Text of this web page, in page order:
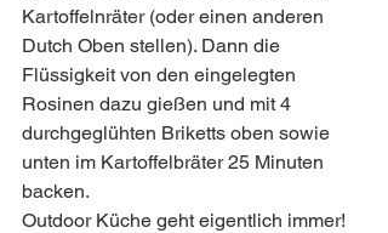
Kartoffelnräter (oder einen anderen
Dutch Oben stellen). Dann die
Flüssigkeit von den eingelegten
Rosinen dazu gießen und mit 4
durchgeglühten Briketts oben sowie
unten im Kartoffelbräter 25 Minuten
backen.
Outdoor Küche geht eigentlich immer!